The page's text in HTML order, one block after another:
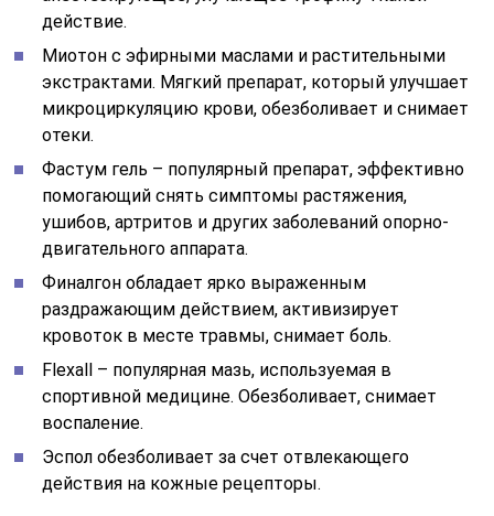
действие.
Миотон с эфирными маслами и растительными
экстрактами. Мягкий препарат, который улучшает
микроциркуляцию крови, обезболивает и снимает
отеки.
Фастум гель – популярный препарат, эффективно
помогающий снять симптомы растяжения,
ушибов, артритов и других заболеваний опорно-
двигательного аппарата.
Финалгон обладает ярко выраженным
раздражающим действием, активизирует
кровоток в месте травмы, снимает боль.
Flexall – популярная мазь, используемая в
спортивной медицине. Обезболивает, снимает
воспаление.
Эспол обезболивает за счет отвлекающего
действия на кожные рецепторы.